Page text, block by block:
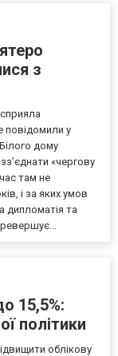
з
повідомили у
дому
«чергову
там не
і за яких умов
дипломатія та
15,5%:
політики
облікову